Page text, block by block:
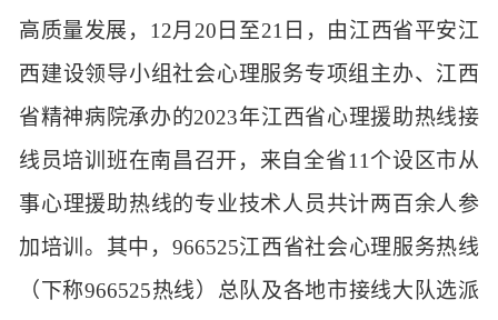
高质量发展， 12月20日至21日，由江西省平安江
西建设领导小组社会心理服务专项组主办、江西
省精神病院承办的2023年江西省心理援助热线接
线员培训班在南昌召开，来自全省11个设区市从
事心理援助热线的专业技术人员共计两百余人参
加培训。其中，966525江西省社会心理服务热线
（下称966525热线）总队及各地市接线大队选派